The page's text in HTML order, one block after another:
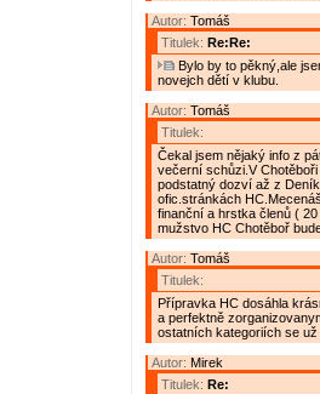
Autor: Tomáš
Titulek: Re:Re:
Bylo by to pěkný,ale
novejch dětí v klubu.
Autor: Tomáš
Titulek:
Čekal jsem nějaký info z
večerní schůzi.V
podstatný dozví až z
ofic.stránkách
finanční a hrstka členů (
mužstvo HC Chotěboř
Autor: Tomáš
Titulek:
Přípravka HC dosáhla
a perfektně
ostatních kategoriích se už
Autor: Mirek
Titulek: Re: